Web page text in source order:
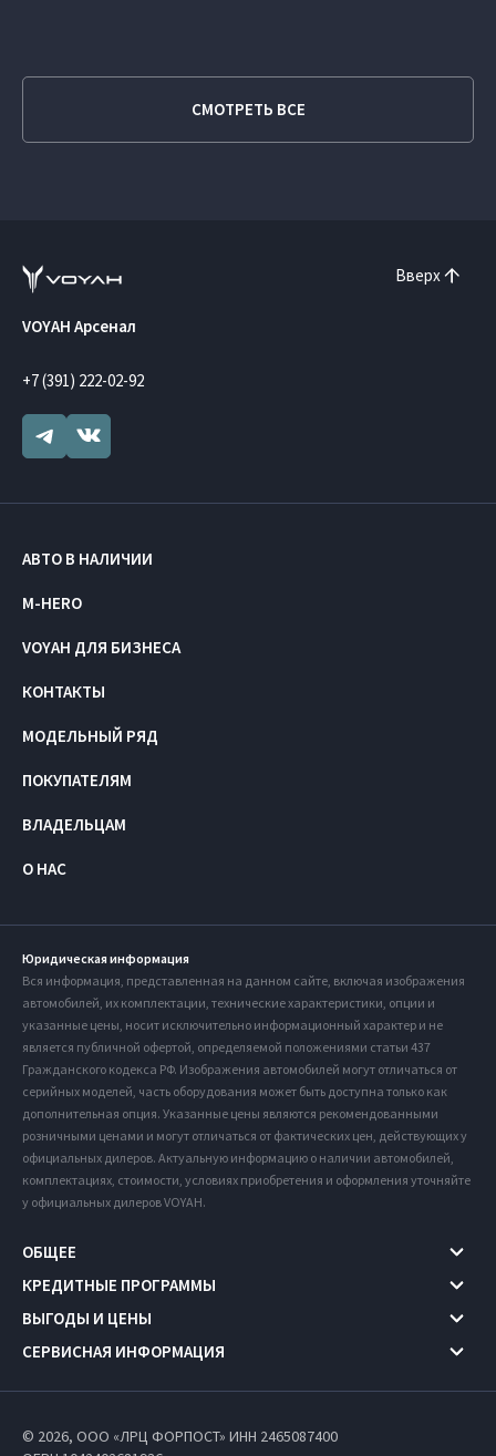
СМОТРЕТЬ ВСЕ
Вверх
VOYAH Арсенал
+7 (391) 222-02-92
АВТО В НАЛИЧИИ
M-HERO
VOYAH ДЛЯ БИЗНЕСА
КОНТАКТЫ
МОДЕЛЬНЫЙ РЯД
ПОКУПАТЕЛЯМ
ВЛАДЕЛЬЦАМ
О НАС
Юридическая информация
Вся информация, представленная на данном сайте, включая изображения
автомобилей, их комплектации, технические характеристики, опции и
указанные цены, носит исключительно информационный характер и не
является публичной офертой, определяемой положениями статьи 437
Гражданского кодекса РФ. Изображения автомобилей могут отличаться от
серийных моделей, часть оборудования может быть доступна только как
дополнительная опция. Указанные цены являются рекомендованными
розничными ценами и могут отличаться от фактических цен, действующих у
официальных дилеров. Актуальную информацию о наличии автомобилей,
комплектациях, стоимости, условиях приобретения и оформления уточняйте
у официальных дилеров VOYAH.
ОБЩЕЕ
КРЕДИТНЫЕ ПРОГРАММЫ
ВЫГОДЫ И ЦЕНЫ
СЕРВИСНАЯ ИНФОРМАЦИЯ
© 2026, ООО «ЛРЦ ФОРПОСТ» ИНН 2465087400